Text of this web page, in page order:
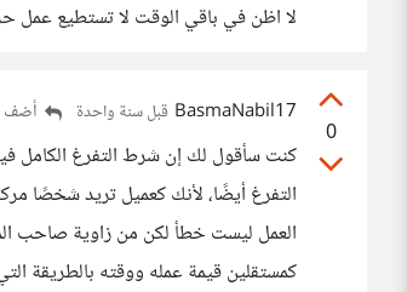
لا اظن في باقي الوقت لا تستطيع عمل
0
BasmaNabil17 قبل سنة واحدة أضف
كنت سأقول لك إن شرط التفرغ الكامل
التفرغ أيضًا، لأنك كعميل تريد شخصًا
العمل ليست خطأ لكن من زاوية صاحب
كمستقلين قيمة عمله ووقته بالطريقة